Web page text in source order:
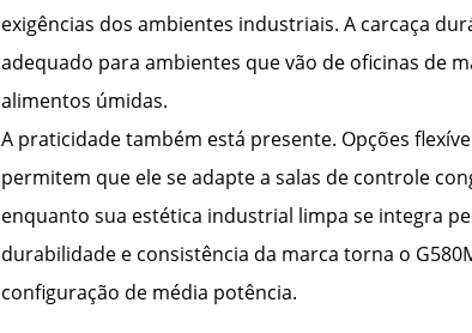
exigências dos ambientes industriais. A carcaça
adequado para ambientes que vão de oficinas de
alimentos úmidas.
A praticidade também está presente. Opções
permitem que ele se adapte a salas de controle
enquanto sua estética industrial limpa se integra
durabilidade e consistência da marca torna o
configuração de média potência.